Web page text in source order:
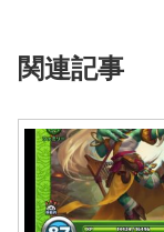
関連記事